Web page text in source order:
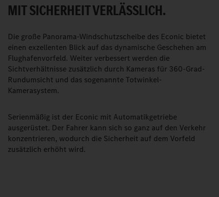
MIT SICHERHEIT VERLÄSSLICH.
Die große Panorama-Windschutzscheibe des Econic bietet
einen exzellenten Blick auf das dynamische Geschehen am
Flughafenvorfeld. Weiter verbessert werden die
Sichtverhältnisse zusätzlich durch Kameras für 360-Grad-
Rundumsicht und das sogenannte Totwinkel-
Kamerasystem.
Serienmäßig ist der Econic mit Automatikgetriebe
ausgerüstet. Der Fahrer kann sich so ganz auf den Verkehr
konzentrieren, wodurch die Sicherheit auf dem Vorfeld
zusätzlich erhöht wird.